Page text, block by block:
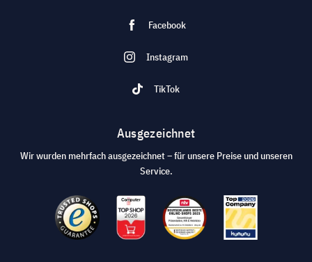
Facebook
Instagram
TikTok
Ausgezeichnet
Wir wurden mehrfach ausgezeichnet – für unsere Preise und unseren
Service.